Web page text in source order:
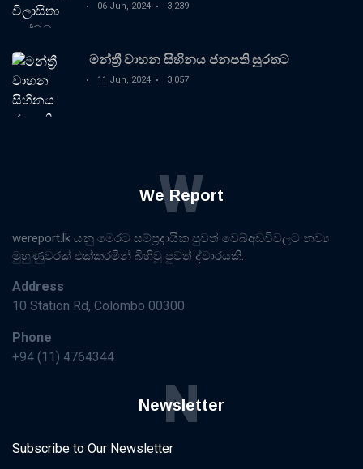
06 Jun, 2024 3,239
මන්ත්‍රී වාහන සිහිනය ජනපති සුරතට
11 Jun, 2024 3,057
We Report
W
wereport.lk යනු මෙරට සම්ප්‍රදායික පුවත් වෙබ්අඩවිවලට නව්‍ය
මුහුණුවරක් එක්කරමින් බිහිවූ පුවත් ද්වාරයකි.
Address
10 Station Rd, Colombo 00300
Phone
+94 (11) 4764344
Newsletter
N
Subscribe to Our Newsletter